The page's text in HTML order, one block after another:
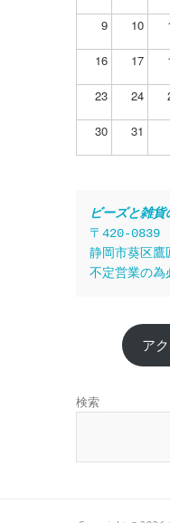
9 10
16 17
23 24
30 31
ビーズと雑
〒420-0839
静岡市葵区
不定営業の為
ア
検索